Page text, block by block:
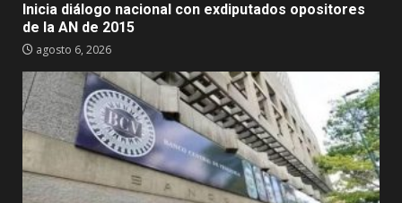
Inicia diálogo nacional con exdiputados opositores
de la AN de 2015
agosto 6, 2026